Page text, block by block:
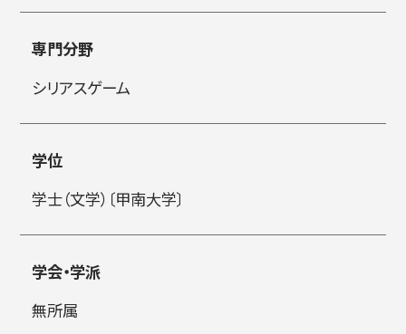
简体字
通信教育部
専門分野
シリアスゲーム
学位
学士（文学）〔甲南大学〕
学会・学派
無所属